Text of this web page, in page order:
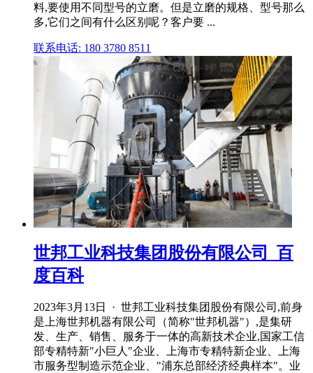
料,要使用不同型号的立磨。但是立磨的规格、型号那么
多,它们之间有什么区别呢？客户要 ...
联系电话: 180 3780 8511
世邦工业科技集团股份有限公司_百
度百科
2023年3月13日 · 世邦工业科技集团股份有限公司,前身
是上海世邦机器有限公司（简称"世邦机器"）,是集研
发、生产、销售、服务于一体的高新技术企业,国家工信
部专精特新"小巨人"企业、上海市专精特新企业、上海
市服务型制造示范企业、"浦东总部经济经典样本"。业